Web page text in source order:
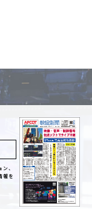
、
報を